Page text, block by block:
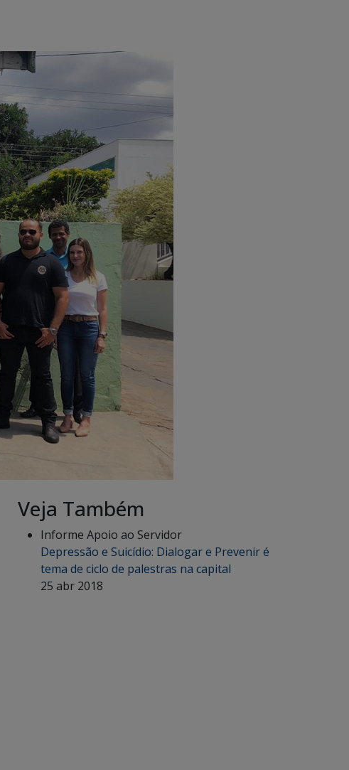
Veja Também
Informe Apoio ao Servidor
Depressão e Suicídio: Dialogar e Prevenir é
tema de ciclo de palestras na capital
25 abr 2018